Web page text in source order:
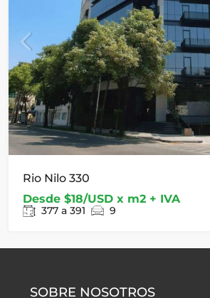
Rio Nilo 330
Desde $18/USD x m2 + IVA
377 a 391 9
SOBRE NOSOTROS